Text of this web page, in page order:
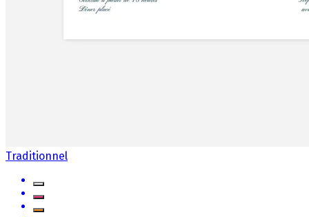
Traditionnel